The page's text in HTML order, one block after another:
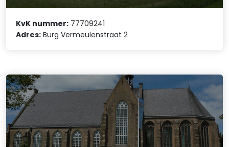
KvK nummer: 77709241
Adres: Burg Vermeulenstraat 2